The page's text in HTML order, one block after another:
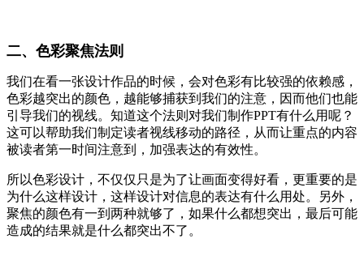
二、色彩聚焦法则
我们在看一张设计作品的时候，会对色彩有比较强的依赖感，
色彩越突出的颜色，越能够捕获到我们的注意，因而他们也能
引导我们的视线。知道这个法则对我们制作PPT有什么用呢？
这可以帮助我们制定读者视线移动的路径，从而让重点的内容
被读者第一时间注意到，加强表达的有效性。
所以色彩设计，不仅仅只是为了让画面变得好看，更重要的是
为什么这样设计，这样设计对信息的表达有什么用处。另外，
聚焦的颜色有一到两种就够了，如果什么都想突出，最后可能
造成的结果就是什么都突出不了。